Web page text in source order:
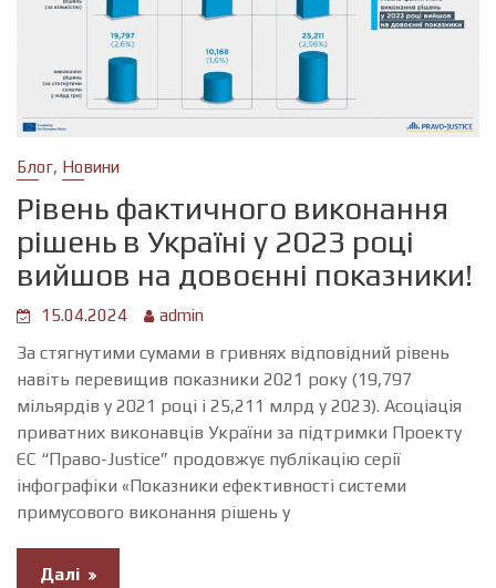
Блог, Новини
Рівень фактичного виконання
рішень в Україні у 2023 році
вийшов на довоєнні показники!
15.04.2024 admin
За стягнутими сумами в гривнях відповідний рівень
навіть перевищив показники 2021 року (19,797
мільярдів у 2021 році і 25,211 млрд у 2023). Асоціація
приватних виконавців України за підтримки Проекту
ЄС “Право-Justice” продовжує публікацію серії
інфографіки «Показники ефективності системи
примусового виконання рішень у
Далі